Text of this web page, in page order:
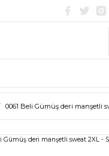
0061 Beli Gümüş deri manşetli